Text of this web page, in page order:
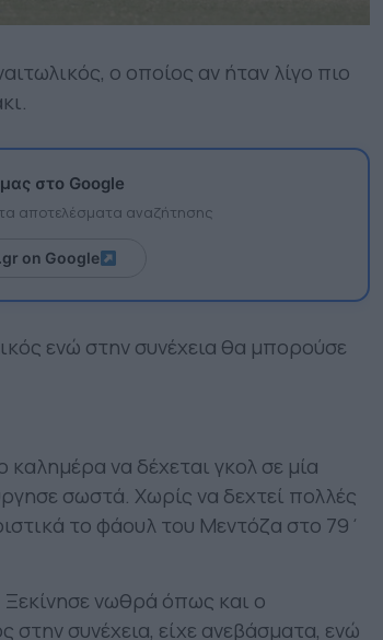
ο οποίος αν ήταν λίγο πιο
στο Google
αποτελέσματα αναζήτησης
on Google
ενώ στην συνέχεια θα μπορούσε
να δέχεται γκολ σε μία
σωστά. Χωρίς να δεχτεί πολλές
το φάουλ του Μεντόζα στο 79΄
νωθρά όπως και ο
στην συνέχεια, είχε ανεβάσματα, ενώ